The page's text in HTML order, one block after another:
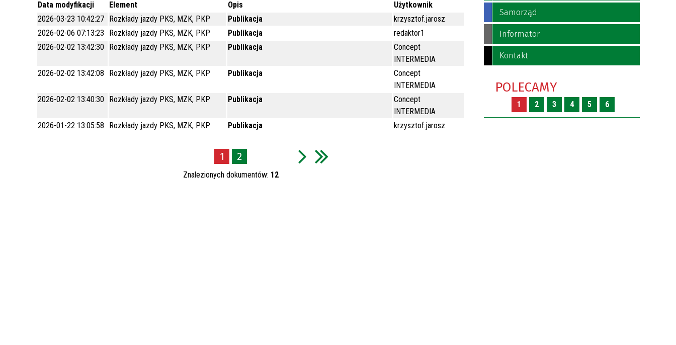
WILKI NAD NYSĄ
SYMBOLIKA
STATYSTYKA
SYSTEM INFORMACJI
NAJWYŻSZY CERAMICZNY POMNIK W
MIEJSKIE JEDNOSTKI
ORGANIZACYJNE
POMOC SPOŁECZNA
EDUKACJA
SPORT I REKREACJA
JAKOŚĆ WODY DO SPOŻYCIA
PRAWNEJ
Data modyfikacji Element Opis
Użytkownik
2026-03-23 10:42:27 Rozkłady jazdy PKS, MZK, PKP Publikacja
krzysztof.jarosz
2026-02-06 07:13:23
Rozkłady jazdy PKS, MZK, PKP Publikacja
redaktor1
2026-02-02 13:42:30
Rozkłady jazdy PKS, MZK, PKP Publikacja
Concept
INTERMEDIA
2026-02-02 13:42:08
Rozkłady jazdy PKS, MZK, PKP Publikacja
Concept
INTERMEDIA
2026-02-02 13:40:30
Rozkłady jazdy PKS, MZK, PKP Publikacja
Concept
INTERMEDIA
2026-01-22 13:05:58
Rozkłady jazdy PKS, MZK, PKP Publikacja krzysztof.jarosz
1 2
Znalezionych dokumentów: 12
Samorząd
Informator
Kontakt
POLECAMY
1 2 3 4 5 6